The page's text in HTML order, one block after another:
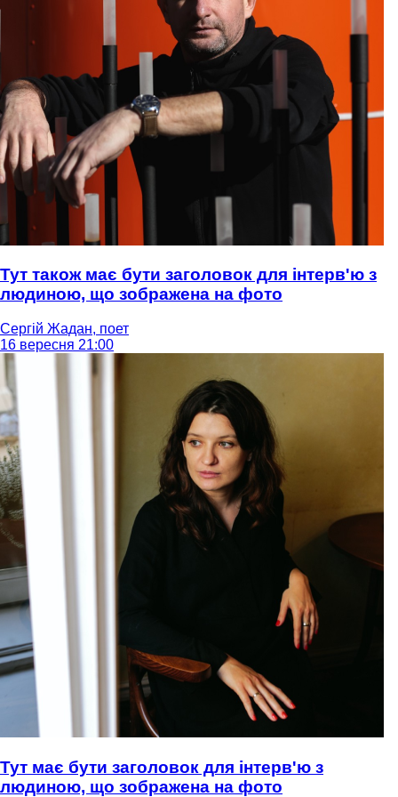
Тут також має бути заголовок для інтерв'ю з
людиною, що зображена на фото
Сергій Жадан, поет
16 вересня 21:00
Тут має бути заголовок для інтерв'ю з
людиною, що зображена на фото